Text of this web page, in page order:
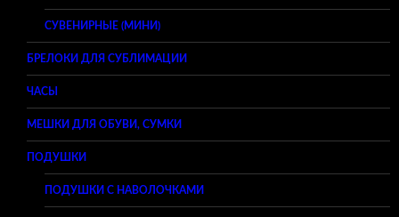
СУВЕНИРНЫЕ (МИНИ)
БРЕЛОКИ ДЛЯ СУБЛИМАЦИИ
ЧАСЫ
МЕШКИ ДЛЯ ОБУВИ, СУМКИ
ПОДУШКИ
ПОДУШКИ С НАВОЛОЧКАМИ